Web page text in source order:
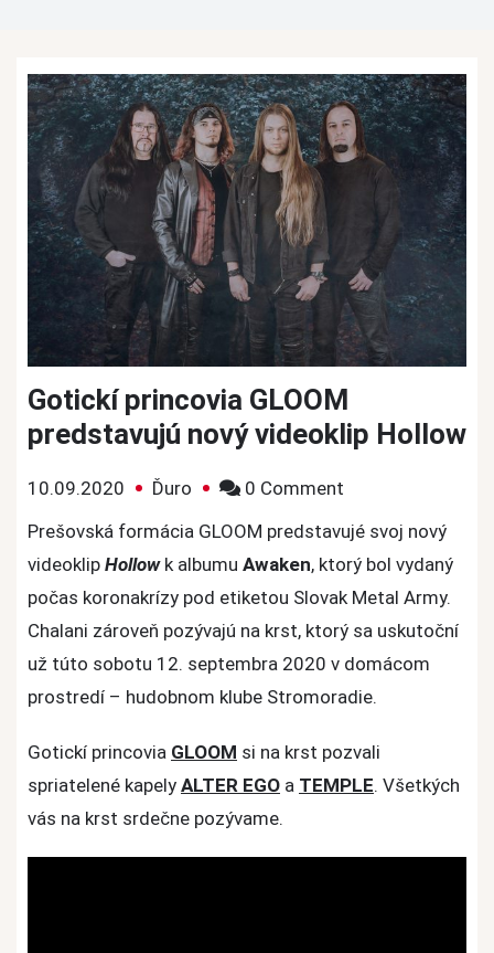
Gotickí princovia GLOOM
predstavujú nový videoklip Hollow
10.09.2020 Ďuro 0 Comment
princovia
GLOOM
predstavujú
nový
videoklip
Hollow
Prešovská formácia GLOOM predstavujé svoj nový
videoklip Hollowk albumu Awaken, ktorý bol vydaný
počas koronakrízy pod etiketou Slovak Metal Army.
Chalani zároveň pozývajú na krst, ktorý sa uskutoční
už túto sobotu 12. septembra 2020 v domácom
prostredí – hudobnom klube Stromoradie.
Gotickí princovia GLOOM si na krst pozvali
spriatelené kapely ALTER EGO a TEMPLE. Všetkých
vás na krst srdečne pozývame.